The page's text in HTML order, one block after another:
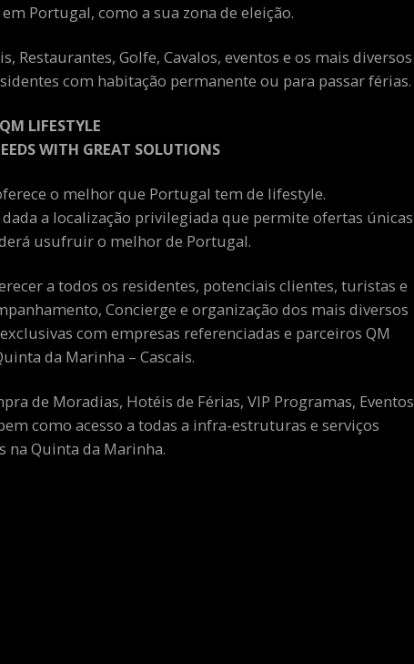
Portugal, como a sua zona de eleição.
Restaurantes, Golfe, Cavalos, eventos e os mais diversos
com habitação permanente ou para passar férias.
QM LIFESTYLE
WITH GREAT SOLUTIONS
o melhor que Portugal tem de lifestyle.
a localização privilegiada que permite ofertas únicas
usufruir o melhor de Portugal.
a todos os residentes, potenciais clientes, turistas e
Concierge e organização dos mais diversos
com empresas referenciadas e parceiros QM
da Marinha – Cascais.
de Moradias, Hotéis de Férias, VIP Programas, Eventos
como acesso a todas a infra-estruturas e serviços
na Quinta da Marinha.